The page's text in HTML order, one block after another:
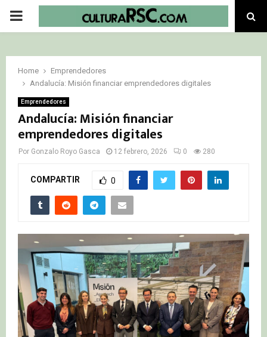
PRIMARY
Home
Emprendedores
Andalucía: Misión financiar emprendedores digitales
Emprendedores
Andalucía: Misión financiar
emprendedores digitales
Por Gonzalo Royo Gasca 12 febrero, 2026 0 280
COMPARTIR 0